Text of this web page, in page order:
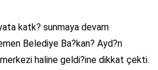
katk? sunmaya devam
Belediye Ba?kan? Ayd?n
haline geldi?ine dikkat çekti.